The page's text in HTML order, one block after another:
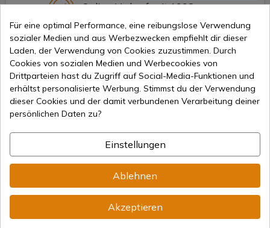
Online-Verkauf seit 1998
Sichere Zahlungsmethoden
Internationaler Versand
Information
info@aceros-de-hispania.com
Für eine optimal Performance, eine reibungslose Verwendung
sozialer Medien und aus Werbezwecken empfiehlt dir dieser
Laden, der Verwendung von Cookies zuzustimmen. Durch
Cookies von sozialen Medien und Werbecookies von
Drittparteien hast du Zugriff auf Social-Media-Funktionen und
erhältst personalisierte Werbung. Stimmst du der Verwendung
dieser Cookies und der damit verbundenen Verarbeitung deiner
persönlichen Daten zu?
Einstellungen
Ablehnen
Akzeptieren